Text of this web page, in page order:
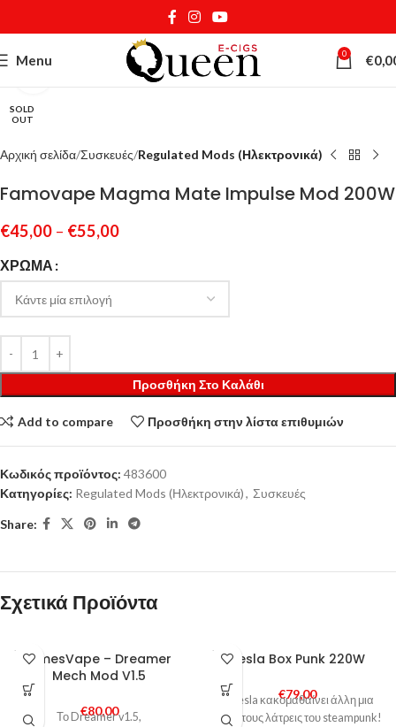
Menu 0 €
SOLD
OUT
Κάντε κλικ για μεγέθυνση
Αρχική σελίδα Συσκευές Regulated Mods (Ηλεκτρονικά)
Famovape Magma Mate Impulse Mod 200W
€45,00 – €55,00
ΧΡΏΜΑ
Προσθήκη Στο Καλάθι
Add to compare Προσθήκη στην λίστα επιθυμιών
Κωδικός προϊόντος: 483600
Κατηγορίες: Regulated Mods (Ηλεκτρονικά), Συσκευές
Share:
Σχετικά Προϊόντα
SOLD
OUTTimesVape – Dreamer
Mech Mod V1.5
€80,00
Το Dreamer v1.5,
SOLD
OUTTesla Box Punk 220W
€79,00
Η Tesla κακομαθαίνει άλλη μια
φορά τους λάτρεις του steampunk!